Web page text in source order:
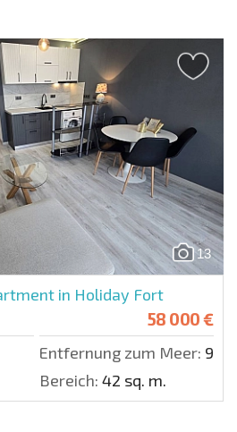
13
in Holiday Fort
58 000 €
Entfernung zum Meer: 900
Bereich: 42 sq. m.